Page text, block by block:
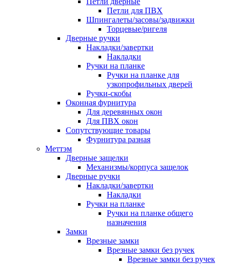
Петли для ПВХ
Шпингалеты/засовы/задвижки
Торцевые/ригеля
Дверные ручки
Накладки/завертки
Накладки
Ручки на планке
Ручки на планке для
узкопрофильных дверей
Ручки-скобы
Оконная фурнитура
Для деревянных окон
Для ПВХ окон
Сопутствующие товары
Фурнитура разная
Меттэм
Дверные защелки
Механизмы/корпуса защелок
Дверные ручки
Накладки/завертки
Накладки
Ручки на планке
Ручки на планке общего
назначения
Замки
Врезные замки
Врезные замки без ручек
Врезные замки без ручек